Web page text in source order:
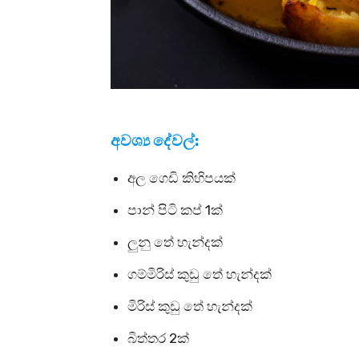
අවශ්‍ය දේවල්:
අල ගෙඩි කිහිපයක්
පාන් පිටි කප් 1ක්
ලුනු තේ හැන්දක්
ගම්මිරිස් කුඩු තේ හැන්දක්
මිරිස් කුඩු තේ හැන්දක්
බිත්තර 2ක්